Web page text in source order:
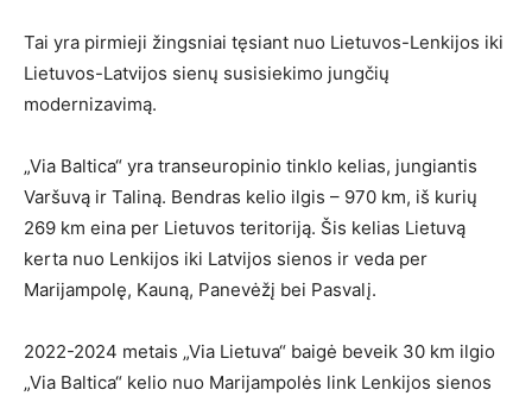
Tai yra pirmieji žingsniai tęsiant nuo Lietuvos-Lenkijos iki
Lietuvos-Latvijos sienų susisiekimo jungčių
modernizavimą.
„Via Baltica“ yra transeuropinio tinklo kelias, jungiantis
Varšuvą ir Taliną. Bendras kelio ilgis – 970 km, iš kurių
269 km eina per Lietuvos teritoriją. Šis kelias Lietuvą
kerta nuo Lenkijos iki Latvijos sienos ir veda per
Marijampolę, Kauną, Panevėžį bei Pasvalį.
2022-2024 metais „Via Lietuva“ baigė beveik 30 km ilgio
„Via Baltica“ kelio nuo Marijampolės link Lenkijos sienos